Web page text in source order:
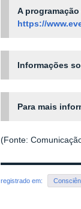
A
https://
Informações
Para mais
(Fonte:
registrado em: